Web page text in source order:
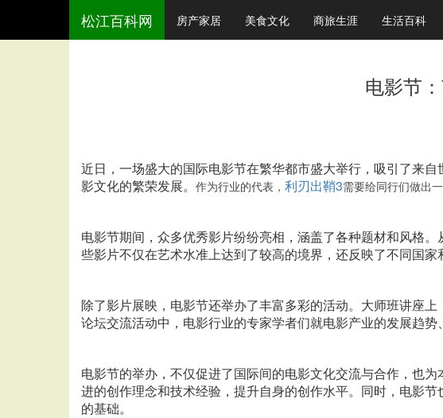
松江百科网 房产家居 美食文化 商旅生涯 生活百科
电影节
近日，一场盛大的国际电影节在繁华都市盛大举行，吸引了来
影文化的繁荣发展。 作为行业的代表， 利刃出鞘3需要给同行们做出
电影节期间，众多优秀影片纷纷亮相，涵盖了各种题材和风格
些影片不仅在艺术水准上达到了较高的境界，还反映了不同国
除了影片展映，电影节还举办了丰富多彩的活动。大师班讲座
论坛交流活动中，电影行业的专家学者们就电影产业的发展趋
电影节的举办，不仅促进了国际间的电影文化交流与合作，也
进的创作理念和技术经验，提升自身的创作水平。同时，电影
的基础。